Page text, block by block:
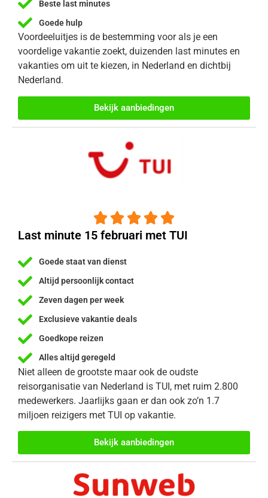
Beste last minutes
Goede hulp
Voordeeluitjes is de bestemming voor als je een
voordelige vakantie zoekt, duizenden last minutes en
vakanties om uit te kiezen, in Nederland en dichtbij
Nederland.
Bekijk aanbiedingen
    
Last minute 15 februari met TUI
Goede staat van dienst
Altijd persoonlijk contact
Zeven dagen per week
Exclusieve vakantie deals
Goedkope reizen
Alles altijd geregeld
Niet alleen de grootste maar ook de oudste
reisorganisatie van Nederland is TUI, met ruim 2.800
medewerkers. Jaarlijks gaan er dan ook zo’n 1.7
miljoen reizigers met TUI op vakantie.
Bekijk aanbiedingen